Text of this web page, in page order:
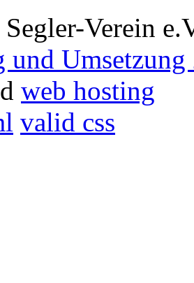
Verein
und Umsetzung
web hosting
valid css